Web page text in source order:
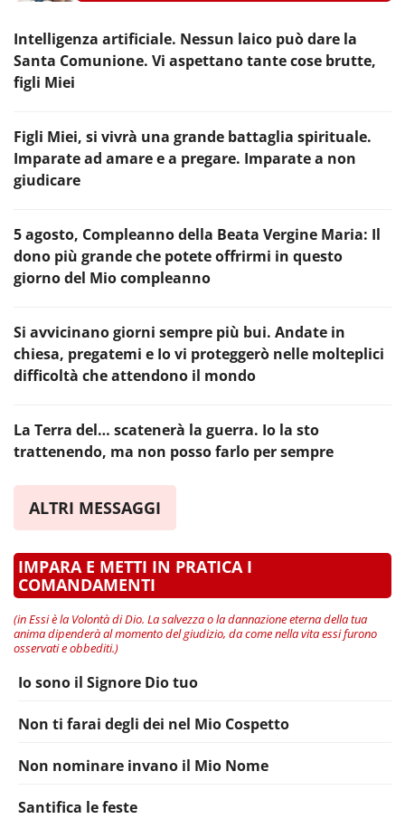
Intelligenza artificiale. Nessun laico può dare la
Santa Comunione. Vi aspettano tante cose brutte,
figli Miei
Figli Miei, si vivrà una grande battaglia spirituale.
Imparate ad amare e a pregare. Imparate a non
giudicare
5 agosto, Compleanno della Beata Vergine Maria: Il
dono più grande che potete offrirmi in questo
giorno del Mio compleanno
Si avvicinano giorni sempre più bui. Andate in
chiesa, pregatemi e Io vi proteggerò nelle molteplici
difficoltà che attendono il mondo
La Terra del… scatenerà la guerra. Io la sto
trattenendo, ma non posso farlo per sempre
ALTRI MESSAGGI
IMPARA E METTI IN PRATICA I
COMANDAMENTI
(in Essi è la Volontà di Dio. La salvezza o la dannazione eterna della tua
anima dipenderà al momento del giudizio, da come nella vita essi furono
osservati e obbediti.)
Io sono il Signore Dio tuo
Non ti farai degli dei nel Mio Cospetto
Non nominare invano il Mio Nome
Santifica le feste